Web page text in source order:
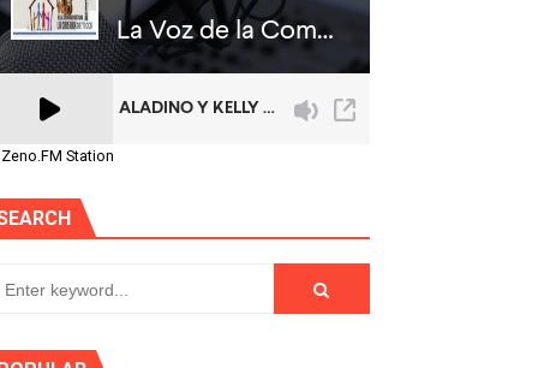
Station